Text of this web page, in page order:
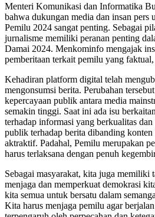
Menteri Komunikasi dan Informatika
bahwa dukungan media dan insan pers
Pemilu 2024 sangat penting. Sebagai
jurnalisme memiliki peranan penting
Damai 2024. Menkominfo mengajak
pemberitaan terkait pemilu yang
Kehadiran platform digital telah
mengonsumsi berita. Perubahan
kepercayaan publik antara media
semakin tinggi. Saat ini ada isu
terhadap informasi yang berkualitas
publik terhadap berita dibanding
aktraktif. Padahal, Pemilu merupakan
harus terlaksana dengan penuh
Sebagai masyarakat, kita juga memiliki
menjaga dan memperkuat demokrasi
kita semua untuk bersatu dalam
Kita harus menjaga pemilu agar